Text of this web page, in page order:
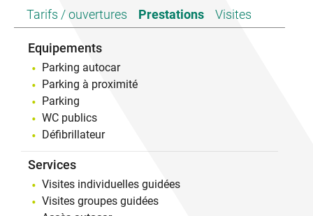
Tarifs / ouvertures Prestations Visites
Equipements
Parking autocar
Parking à proximité
Parking
WC publics
Défibrillateur
Services
Visites individuelles guidées
Visites groupes guidées